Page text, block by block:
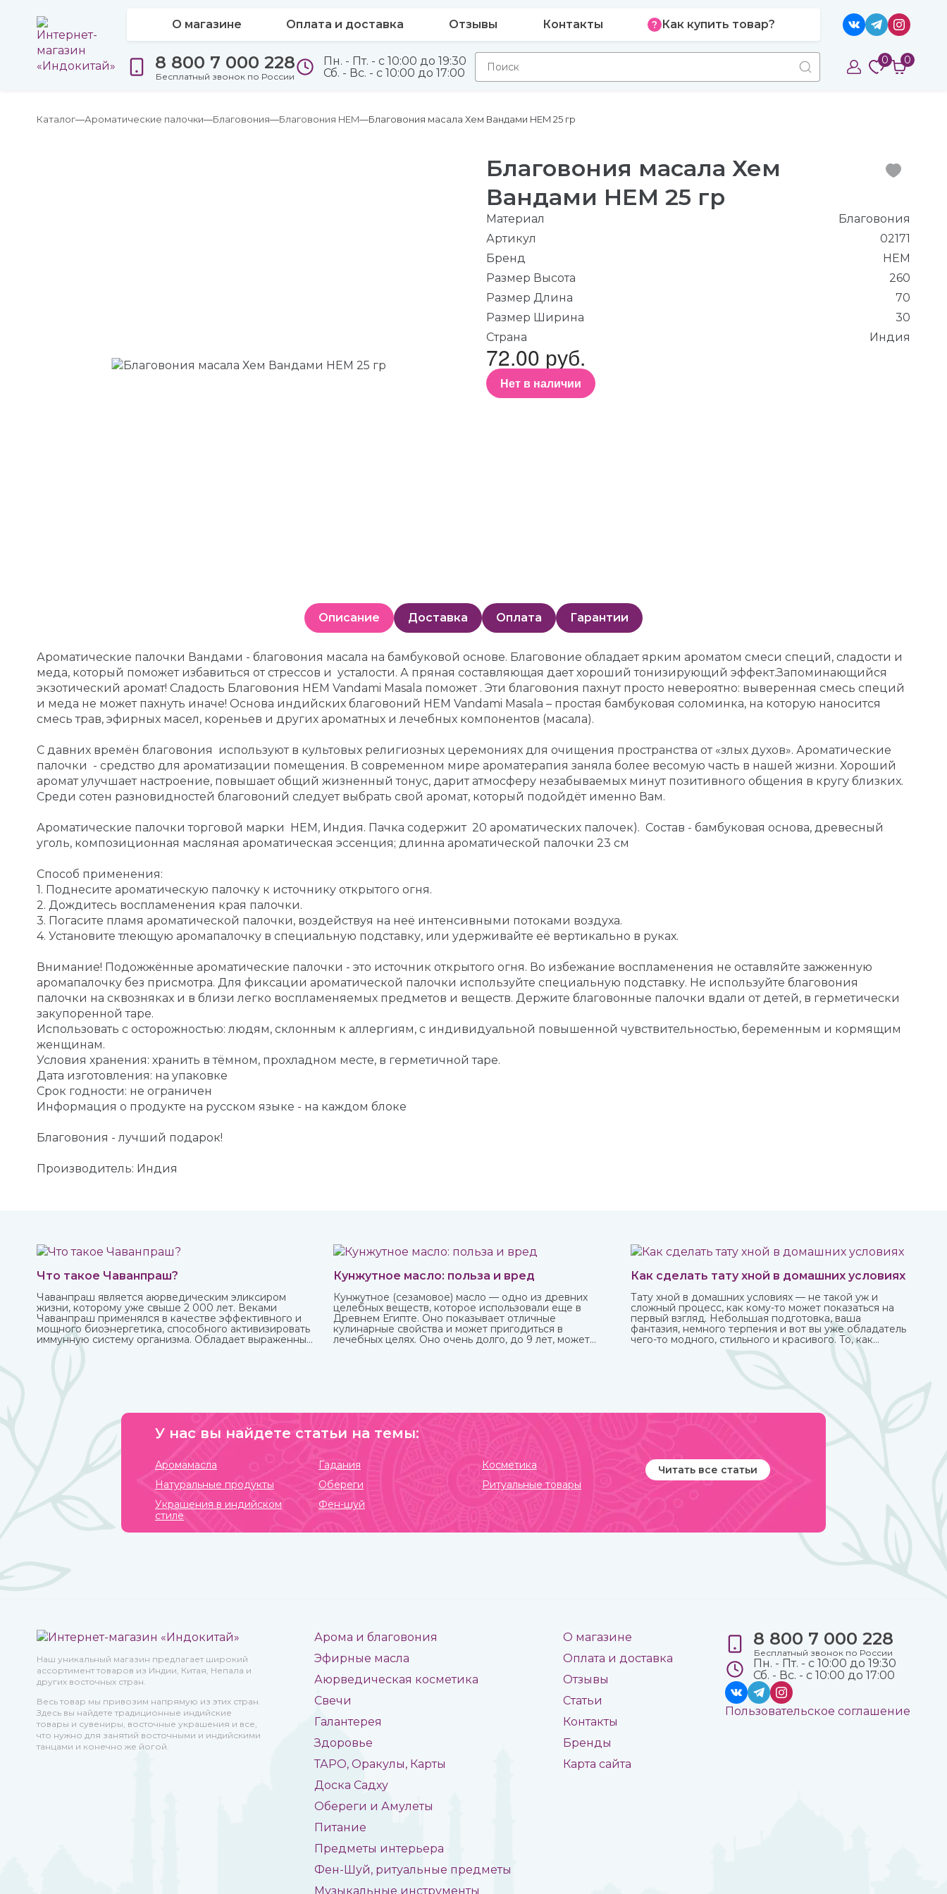
О магазине Оплата и доставка Отзывы Контакты Как купить товар?
8 800 7 000 228
Бесплатный звонок по России
Пн. - Пт. - с 10:00 до 19:30
Сб. - Вс. - с 10:00 до 17:00
0 0
Каталог Ароматические палочки Благовония Благовония HEM Благовония масала Хем Вандами HEM 25 гр
Благовония масала Хем
Вандами HEM 25 гр
Материал
Благовония
Артикул
02171
Бренд
HEM
Размер Высота
260
Размер Длина
70
Размер Ширина
30
Страна
Индия
72.00 руб.
Нет в наличии
Описание Доставка Оплата Гарантии
Ароматические палочки Вандами - благовония масала на бамбуковой основе. Благовоние обладает ярким ароматом смеси специй, сладости и
меда, который поможет избавиться от стрессов и усталости. А пряная составляющая дает хороший тонизирующий эффект.Запоминающийся
экзотический аромат! Сладость Благовония HEM Vandami Masala поможет . Эти благовония пахнут просто невероятно: выверенная смесь специй
и меда не может пахнуть иначе! Основа индийских благовоний HEM Vandami Masala – простая бамбуковая соломинка, на которую наносится
смесь трав, эфирных масел, кореньев и других ароматных и лечебных компонентов (масала).
С давних времён благовония используют в культовых религиозных церемониях для очищения пространства от «злых духов». Ароматические
палочки - средство для ароматизации помещения. В современном мире ароматерапия заняла более весомую часть в нашей жизни. Хороший
аромат улучшает настроение, повышает общий жизненный тонус, дарит атмосферу незабываемых минут позитивного общения в кругу близких.
Среди сотен разновидностей благовоний следует выбрать свой аромат, который подойдёт именно Вам.
Ароматические палочки торговой марки HEM, Индия. Пачка содержит 20 ароматических палочек). Состав - бамбуковая основа, древесный
уголь, композиционная масляная ароматическая эссенция; длинна ароматической палочки 23 см
Способ применения:
1. Поднесите ароматическую палочку к источнику открытого огня.
2. Дождитесь воспламенения края палочки.
3. Погасите пламя ароматической палочки, воздействуя на неё интенсивными потоками воздуха.
4. Установите тлеющую аромапалочку в специальную подставку, или удерживайте её вертикально в руках.
Внимание! Подожжённые ароматические палочки - это источник открытого огня. Во избежание воспламенения не оставляйте зажженную
аромапалочку без присмотра. Для фиксации ароматической палочки используйте специальную подставку. Не используйте благовония
палочки на сквозняках и в близи легко воспламеняемых предметов и веществ. Держите благовонные палочки вдали от детей, в герметически
закупоренной таре.
Использовать с осторожностью: людям, склонным к аллергиям, с индивидуальной повышенной чувствительностью, беременным и кормящим
женщинам.
Условия хранения: хранить в тёмном, прохладном месте, в герметичной таре.
Дата изготовления: на упаковке
Срок годности: не ограничен
Информация о продукте на русском языке - на каждом блоке
Благовония - лучший подарок!
Производитель: Индия
Что такое Чаванпраш?
Чаванпраш является аюрведическим эликсиром
жизни, которому уже свыше 2 000 лет. Веками
Чаванпраш применялся в качестве эффективного и
мощного биоэнергетика, способного активизировать
иммунную систему организма. Обладает выраженным
омолаживающим действием, оздоравливает и
укрепляет, улучшает кровообращение,
восстанавливает деятельность нервных и
эндокринных функций. Его включают в
терапевтический комплекс для борьбы со многими
хроническими заболеваниями. Рекомендован для
приема с пищей.
Кунжутное масло: польза и вред
Кунжутное (сезамовое) масло — одно из древних
целебных веществ, которое использовали еще в
Древнем Египте. Оно показывает отличные
кулинарные свойства и может пригодиться в
лечебных целях. Оно очень долго, до 9 лет, может
Как сделать тату хной в домашних условиях
Тату хной в домашних условиях — не такой уж и
сложный процесс, как кому-то может показаться на
первый взгляд. Небольшая подготовка, ваша
фантазия, немного терпения и вот вы уже обладатель
чего-то модного, стильного и красивого. То, как
сделать тату хной, вы можете узнать из нашей стать.
У нас вы найдете статьи на темы:
Аромамасла Гадания
Косметика
Натуральные продукты
Обереги
Ритуальные товары
Украшения в индийском
стиле
Фен-шуй
Читать все статьи
Наш уникальный магазин предлагает широкий
ассортимент товаров из Индии, Китая, Непала и
других восточных стран.
Весь товар мы привозим напрямую из этих стран.
Здесь вы найдете традиционные индийские
товары и сувениры, восточные украшения и все,
что нужно для занятий восточными и индийскими
танцами и конечно же йогой.
Арома и благовония
Эфирные масла
Аюрведическая косметика
Свечи
Галантерея
Здоровье
ТАРО, Оракулы, Карты
Доска Садху
Обереги и Амулеты
Питание
Предметы интерьера
Фен-Шуй, ритуальные предметы
Музыкальные инструменты
О магазине
Оплата и доставка
Отзывы
Статьи
Контакты
Бренды
Карта сайта
8 800 7 000 228
Бесплатный звонок по России
Пн. - Пт. - с 10:00 до 19:30
Сб. - Вс. - с 10:00 до 17:00
Пользовательское соглашение